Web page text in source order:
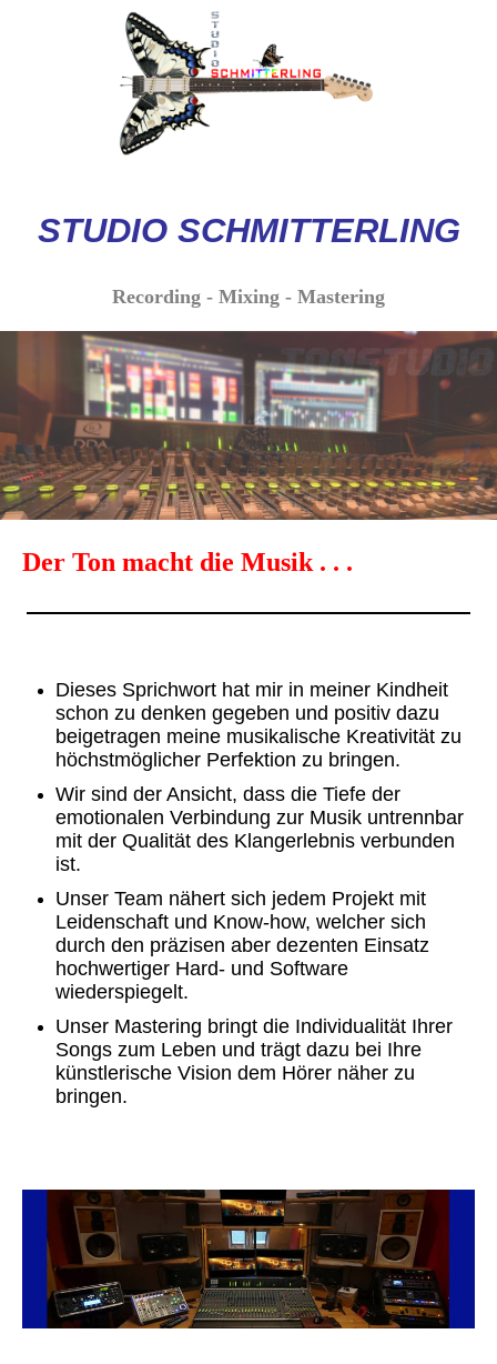
STUDIO SCHMITTERLING
Recording - Mixing - Mastering
Der Ton macht die Musik . . .
Dieses Sprichwort hat mir in meiner Kindheit
schon zu denken gegeben und positiv dazu
beigetragen meine musikalische Kreativität zu
höchstmöglicher Perfektion zu bringen.
Wir sind der Ansicht, dass die Tiefe der
emotionalen Verbindung zur Musik untrennbar
mit der Qualität des Klangerlebnis verbunden
ist.
Unser Team nähert sich jedem Projekt mit
Leidenschaft und Know-how, welcher sich
durch den präzisen aber dezenten Einsatz
hochwertiger Hard- und Software
wiederspiegelt.
Unser Mastering bringt die Individualität Ihrer
Songs zum Leben und trägt dazu bei Ihre
künstlerische Vision dem Hörer näher zu
bringen.